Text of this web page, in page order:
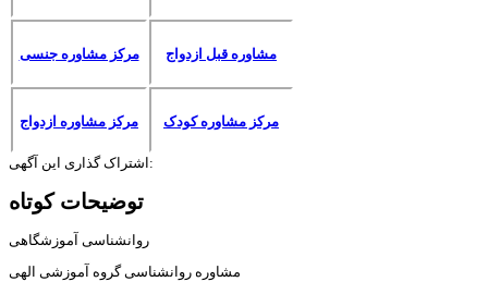
مرکز مشاوره جنسی مشاوره قبل ازدواج
مرکز مشاوره ازدواج مرکز مشاوره کودک
اشتراک گذاری این آگهی:
توضیحات کوتاه
روانشناسی آموزشگاهی
مشاوره روانشناسی گروه آموزشی الهی